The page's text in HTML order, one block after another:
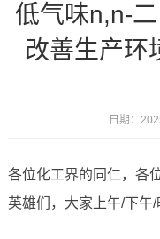
低气味n,n-
改善生产环
日期：
各位化工界的同仁，各
英雄们，大家上午/下午/